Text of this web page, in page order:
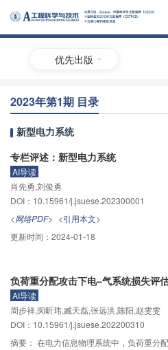
优先出版
2023年第1期 目录
新型电力系统
专栏评述：新型电力系统
AI导读
肖先勇,刘俊勇
DOI：10.15961/j.jsuese.202300001
<网络PDF> <引用本文>
更新时间： 2024-01-18
负荷重分配攻击下电–气系统损失评
AI导读
周步祥,闵昕玮,臧天磊,张远洪,陈阳,赵雯雯
DOI：10.15961/j.jsuese.202200310
摘要： 在电力信息物理系统中，负荷重分